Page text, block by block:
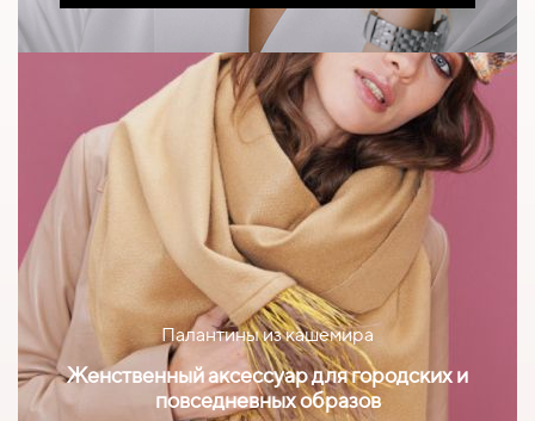
Палантины из кашемира
Женственный аксессуар для городских и
повседневных образов